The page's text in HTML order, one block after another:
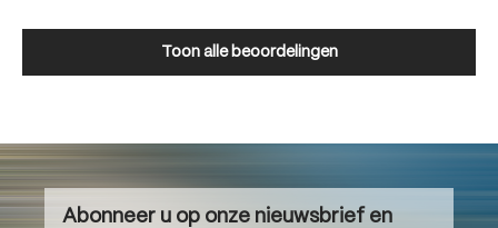
Toon alle beoordelingen
Abonneer u op onze nieuwsbrief en